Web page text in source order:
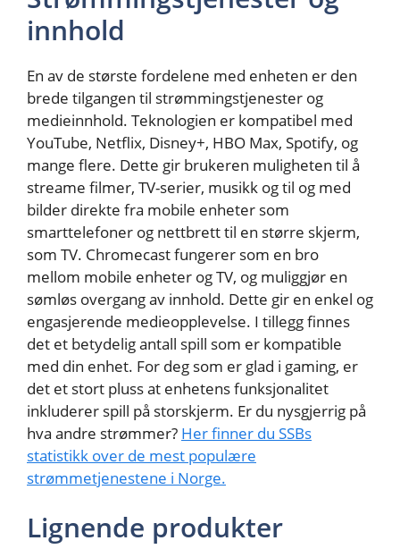
innhold
En av de største fordelene med enheten er den
brede tilgangen til strømmingstjenester og
medieinnhold. Teknologien er kompatibel med
YouTube, Netflix, Disney+, HBO Max, Spotify, og
mange flere. Dette gir brukeren muligheten til å
streame filmer, TV-serier, musikk og til og med
bilder direkte fra mobile enheter som
smarttelefoner og nettbrett til en større skjerm,
som TV. Chromecast fungerer som en bro
mellom mobile enheter og TV, og muliggjør en
sømløs overgang av innhold. Dette gir en enkel og
engasjerende medieopplevelse. I tillegg finnes
det et betydelig antall spill som er kompatible
med din enhet. For deg som er glad i gaming, er
det et stort pluss at enhetens funksjonalitet
inkluderer spill på storskjerm. Er du nysgjerrig på
hva andre strømmer? Her finner du SSBs
statistikk over de mest populære
strømmetjenestene i Norge.
Lignende produkter